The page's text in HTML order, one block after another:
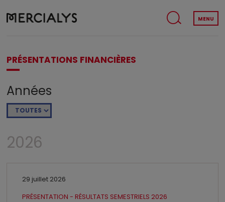
MENU
PRÉSENTATIONS FINANCIÈRES
Années
2026
29 juillet 2026
PRÉSENTATION - RÉSULTATS SEMESTRIELS 2026